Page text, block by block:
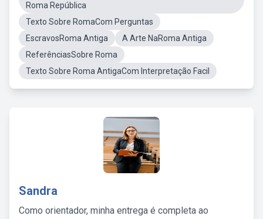
Roma República
Texto Sobre RomaCom Perguntas
EscravosRoma Antiga
A Arte NaRoma Antiga
ReferênciasSobre Roma
Texto Sobre Roma AntigaCom Interpretação Facil
Sandra
Como orientador, minha entrega é completa ao